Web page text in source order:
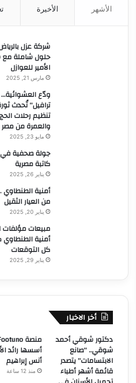
الأشهر الأخيرة
شركة عزل
حلول شاملة
الأمير للعوازل
مارس 21, 2025
ودّع
ترافيل” تُحدث
تنظيم رحلات الحج
والعمرة من مصر
مايو 23, 2025
جولة صحفية في
كاتبة مصرية
يناير 26, 2025
أمنية الطنطاوي
من العيار الثقيل
يناير 20, 2025
مبيعات مؤلفات
أمنية
كل التوقعات
يناير 29, 2025
أخر الاخبار
دكتور شوقي أحمد
شوقي.. “صانع
الابتسامات” يتصدر
قائمة أشهر أطباء
أسسها رائد
أنس إبراهيم
منذ 12 ساعة